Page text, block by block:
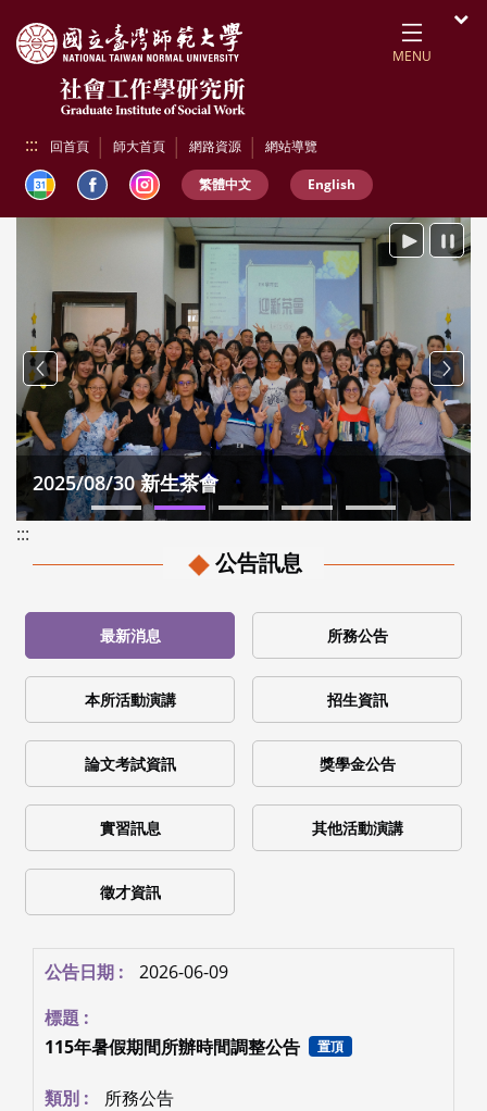
MENU
::: 回首頁 師大首頁 網路資源 網站導覽
繁體中文 English
08/30 新生茶會
國
Previous Next
:::
公告訊息
最新消息 所務公告
本所活動演講 招生資訊
論文考試資訊 獎學金公告
實習訊息 其他活動演講
徵才資訊
2026-06-09
115年暑假期間所辦時間調整公告 置頂
所務公告